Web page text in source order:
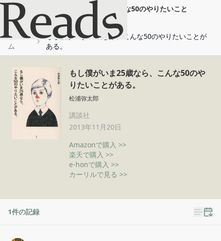
もし僕がいま25歳なら、こんな50のやりたいこと
がある。
ホー
ム
もし僕がいま25歳なら、こんな50のやりたいことが
ある。
もし僕がいま25歳なら、こんな50のや
りたいことがある。
松浦弥太郎
講談社
2013年11月20日
Amazonで購入 >>
楽天で購入 >>
e-honで購入 >>
カーリルで見る >>
1件の記録